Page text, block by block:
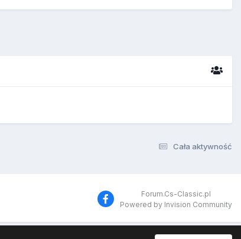
Cała aktywność
Forum.Cs-Classic.pl
Powered by Invision Community